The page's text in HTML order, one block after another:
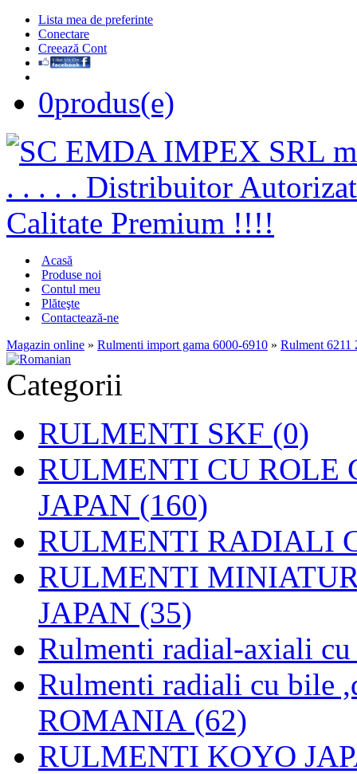
Lista mea de preferinte
Conectare
Creează Cont
0produs(e)
Acasă
Produse noi
Contul meu
Plăteşte
Contactează-ne
Magazin online » Rulmenti import gama 6000-6910 » Rulment 6211
Categorii
RULMENTI SKF (0)
RULMENTI CU ROLE
JAPAN (160)
RULMENTI RADIALI
RULMENTI
JAPAN (35)
Rulmenti radial-axiali
Rulmenti radiali cu bile
ROMANIA (62)
RULMENTI KOYO